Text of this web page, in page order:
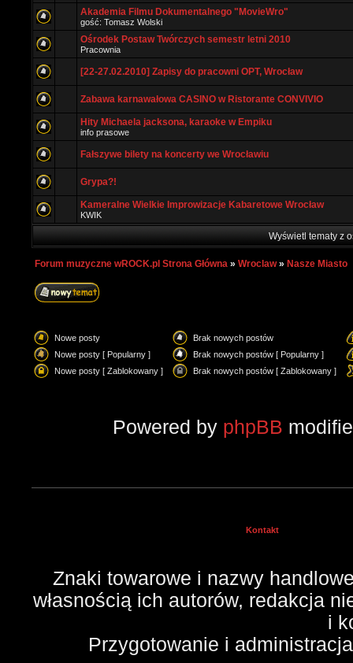
Akademia Filmu Dokumentalnego "MovieWro"
gość: Tomasz Wolski
Ośrodek Postaw Twórczych semestr letni 2010
Pracownia
[22-27.02.2010] Zapisy do pracowni OPT, Wrocław
Zabawa karnawałowa CASINO w Ristorante CONVIVIO
Hity Michaela jacksona, karaoke w Empiku
info prasowe
Fałszywe bilety na koncerty we Wrocławiu
Grypa?!
Kameralne Wielkie Improwizacje Kabaretowe Wrocław
KWIK
Wyświetl tematy z
Forum muzyczne wROCK.pl Strona Główna » Wroclaw» Nasze Miasto
Nowe posty
Brak nowych postów
Nowe posty [ Popularny ]
Brak nowych postów [ Popularny ]
Nowe posty [ Zablokowany ]
Brak nowych postów [ Zablokowany ]
Powered by phpBB
Kontakt
Znaki towarowe i nazwy
własnością ich autorów, redakcja
i
Przygotowanie i